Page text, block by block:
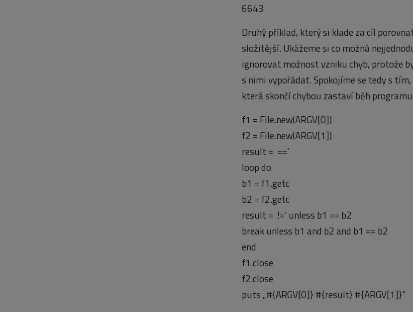
6643
Druhý příklad, který si klade za cíl
složitější. Ukážeme si co možná
ignorovat možnost vzniku chyb, protože
s nimi vypořádat. Spokojíme se tedy s
která skončí chybou zastaví běh
f1 = File.new(ARGV[0])
f2 = File.new(ARGV[1])
result = ‚==‘
loop do
b1 = f1.getc
b2 = f2.getc
result = ‚!=‘ unless b1 == b2
break unless b1 and b2 and b1 == b2
end
f1.close
f2.close
puts „#{ARGV[0]} #{result} #{ARGV[1]}“